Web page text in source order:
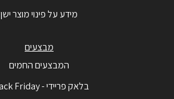
מידע על פינוי מוצר ישן
מבצעים
המבצעים החמים
בלאק פריידי - Black Friday